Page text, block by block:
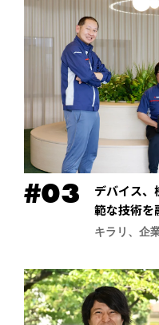
デバイス、
範な技術を
式会社・先
キラリ、企